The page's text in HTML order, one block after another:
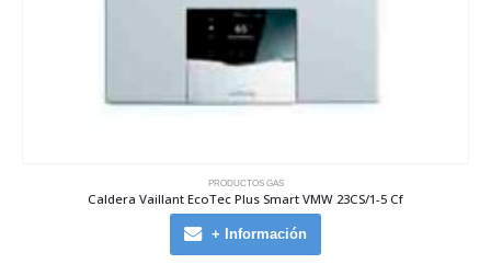
PRODUCTOS GAS
Caldera Vaillant EcoTec Plus Smart VMW 23CS/1-5 Cf
+ Información